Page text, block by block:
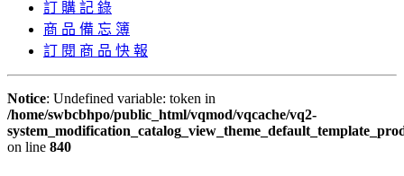
訂 購 記 錄
商 品 備 忘 簿
訂 閱 商 品 快 報
Notice: Undefined variable: token in
/home/swbcbhpo/public_html/vqmod/vqcache/vq2-
on line 840